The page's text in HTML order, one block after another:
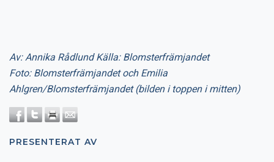
Av: Annika Rådlund Källa: Blomsterfrämjandet
Foto: Blomsterfrämjandet och Emilia
Ahlgren/Blomsterfrämjandet (bilden i toppen i mitten)
PRESENTERAT AV